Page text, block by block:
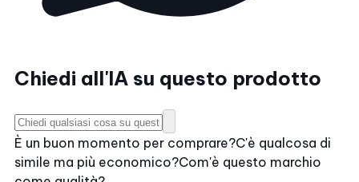
Chiedi all'IA su questo prodotto
È un buon momento per comprare?C'è qualcosa di
simile ma più economico?Com'è questo marchio